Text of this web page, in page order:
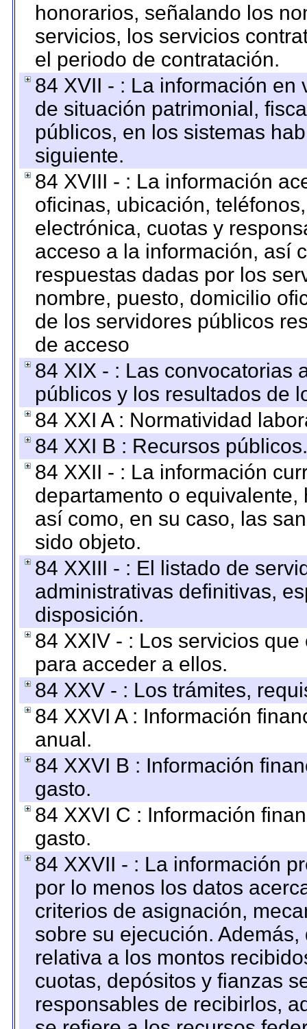
honorarios, señalando los
servicios, los servicios
el periodo de contratación.
84 XVII - : La información
de situación patrimonial,
públicos, en los sistemas
siguiente.
84 XVIII - : La información
oficinas, ubicación,
electrónica, cuotas y
acceso a la información, así
respuestas dadas por los
nombre, puesto, domicilio
de los servidores públicos
de acceso
84 XIX - : Las convocatorias
públicos y los resultados de
84 XXI A : Normatividad
84 XXI B : Recursos públicos.
84 XXII - : La información
departamento o
así como, en su caso, las
sido objeto.
84 XXIII - : El listado de
administrativas definitivas,
disposición.
84 XXIV - : Los servicios
para acceder a ellos.
84 XXV - : Los trámites,
84 XXVI A : Información
anual.
84 XXVI B : Información
gasto.
84 XXVI C : Información
gasto.
84 XXVII - : La información
por lo menos los datos
criterios de asignación,
sobre su ejecución.
relativa a los montos
cuotas, depósitos y fianzas
responsables de recibirlos,